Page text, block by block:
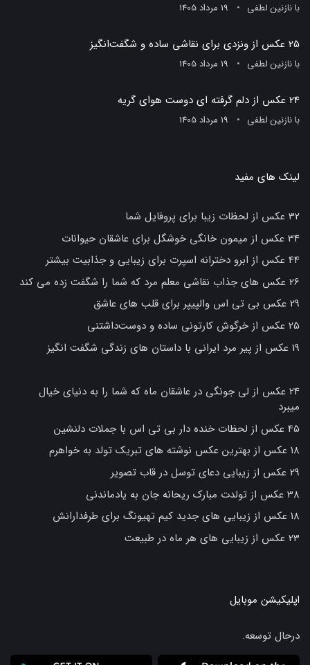
بانازنین لطفی 19 مرداد 1405
25 عکس از ونزدی برای نقاشی ساده و شگفت‌انگیز
بانازنین لطفی 19 مرداد 1405
24 عکس از دلم گرفته ای دوست هوای گریه
بانازنین لطفی 19 مرداد 1405
لینک های مفید
32 عکس از لحظات زیبا برای پروفایل شما
34 عکس از میمون خانگی خوشگل برای عاشقان حیوانات
44 عکس از ابرو دخترانه اسپرت برای زیبایی و جذابیت بیشتر
26 عکس های جذاب نقاشی معلم مرد که شما را شگفت زده می کند
29 عکس بی تی اس والپیپر برای قلب های عاشق
25 عکس از خرگوش کارتونی ساده و دوست‌داشتنی
19 عکس از پیر مرد ایرانی با داستان های زندگی شگفت انگیز
24 عکس از لی جونگی در عاشقان ماه که شما را به دنیای خیال
میبرد
45 عکس از لحظات خنده دار بی تی اس با جملات دلنشین
18 عکس از بهترین عکس نوشته های تبریک تولد به خواهرم
29 عکس از زیبایی دعای توسل در قاب تصویر
38 عکس از تولدت مبارک ریحانه جان به یادماندنی
18 عکس از زیبایی های جدید کیم تهیونگ برای طرفدارانش
23 عکس از زیبایی های هر ماه در طبیعت
اپلیکیشن موبایل
درحال توسعه.